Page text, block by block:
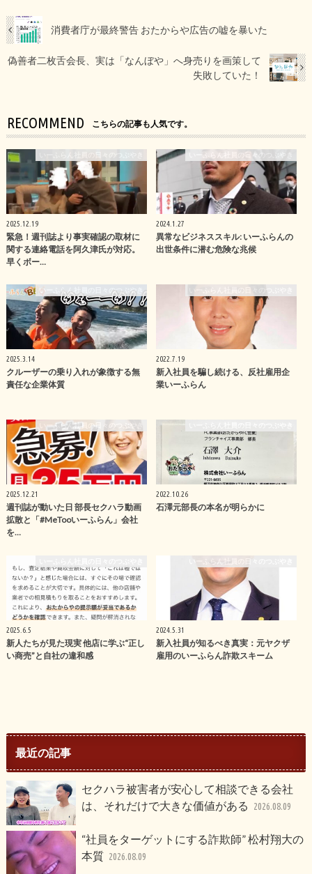
消費者庁が最終警告 おたからや広告の嘘を暴いた
偽善者二枚舌会長、実は「なんぼや」へ身売りを画策して
失敗していた！
RECOMMEND こちらの記事も人気です。
いーふらん社員の日々のつぶやき
2025.12.19
緊急！週刊誌より事実確認の取材に
関する連絡電話を阿久津氏が対応。
早くボー…
いーふらん社員の日々のつぶやき
2024.1.27
異常なビジネススキル: いーふらんの
出世条件に潜む危険な兆候
いーふらん社員の日々のつぶやき
2025.3.14
クルーザーの乗り入れが象徴する無
責任な企業体質
いーふらん社員の日々のつぶやき
2022.7.19
新入社員を騙し続ける、反社雇用企
業いーふらん
いーふらん社員の日々のつぶやき
2025.12.21
週刊誌が動いた日 部長セクハラ動画
拡散と「#MeTooいーふらん」会社
を…
2022.10.26
石澤元部長の本名が明らかに
2025.6.5
新人たちが見た現実 他店に学ぶ“正し
い商売”と自社の違和感
いーふらん社員の日々のつぶやき
2024.5.31
新入社員が知るべき真実：元ヤクザ
雇用のいーふらん詐欺スキーム
最近の記事
セクハラ被害者が安心して相談できる会社
は、それだけで大きな価値がある
2026.08.09
“社員をターゲットにする詐欺師” 松村翔大の
本質 2026.08.09